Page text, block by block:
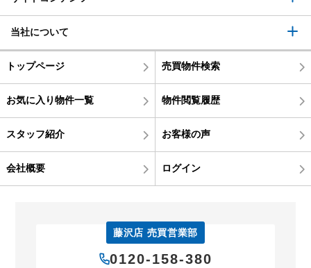
当社について
トップページ 売買物件検索
お気に入り物件一覧 物件閲覧履歴
スタッフ紹介 お客様の声
会社概要 ログイン
藤沢店 売買営業部
0120-158-380